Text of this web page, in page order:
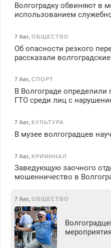
Волгоградку обвиняют в
использованием
7 Авг, ОБЩЕСТВО
Об опасности резкого
рассказали
7 Авг, СПОРТ
В Волгограде определили
ГТО среди лиц с
7 Авг, КУЛЬТУРА
В музее волгоградцев
7 Авг, КРИМИНАЛ
Заведующую заочного
мошенничество в
7 Авг, ОБЩЕСТВО